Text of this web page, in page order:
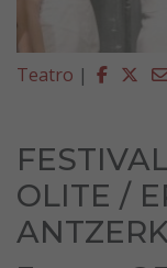
Teatro |
OLITE /